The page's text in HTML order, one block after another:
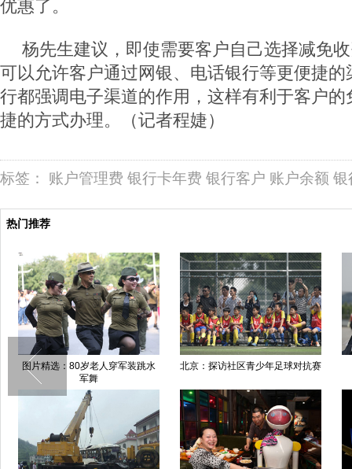
优惠了。
杨先生建议，即使需要客户自己选择减免
可以允许客户通过网银、电话银行等更便捷
行都强调电子渠道的作用，这样有利于客户
捷的方式办理。（记者程婕）
标签： 账户管理费 银行卡年费 银行客户 账户余额 银
热门推荐
图片精选：80岁老人穿军装跳水
军舞
北京：探访社区青少年足球对抗赛